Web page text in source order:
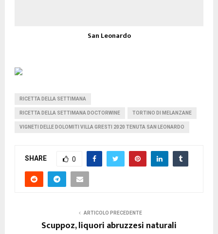
San Leonardo
RICETTA DELLA SETTIMANA
RICETTA DELLA SETTIMANA DOCTORWINE TORTINO DI MELANZANE
VIGNETI DELLE DOLOMITI VILLA GRESTI 2020 TENUTA SAN LEONARDO
SHARE 0
ARTICOLO PRECEDENTE
Scuppoz, liquori abruzzesi naturali